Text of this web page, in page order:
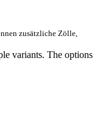
zusätzliche Zölle,
variants. The options